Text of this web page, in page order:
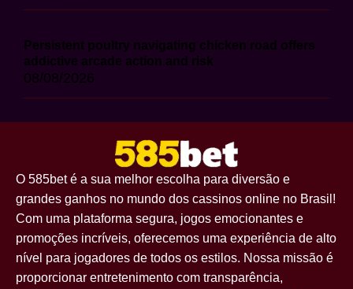
Persistent poultry navigating chicken road offers
addictive arcade action and risk
08/08/2026
O 585bet é a sua melhor escolha para diversão e
grandes ganhos no mundo dos cassinos online no Brasil!
Com uma plataforma segura, jogos emocionantes e
promoções incríveis, oferecemos uma experiência de alto
nível para jogadores de todos os estilos. Nossa missão é
proporcionar entretenimento com transparência,